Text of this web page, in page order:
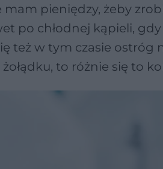
pieniędzy, żeby
po chłodnej kąpieli,
też w tym czasie ostróg
to różnie się to